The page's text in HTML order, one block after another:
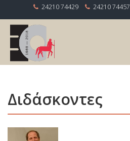
24210 74429 24210 74457
Διδάσκοντες